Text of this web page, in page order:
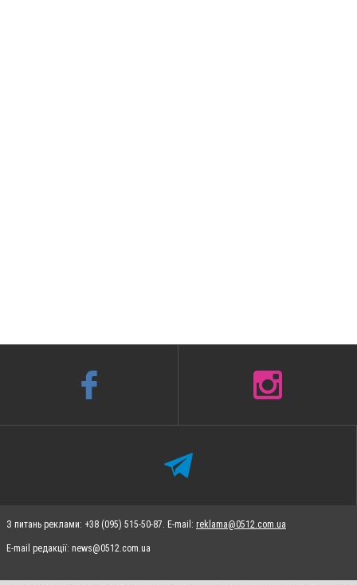
З питань реклами: +38 (095) 515-50-87. E-mail: reklama@0512.com.ua
E-mail редакції: news@0512.com.ua